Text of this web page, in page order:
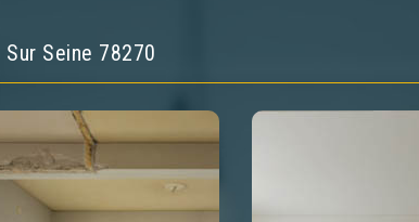
Seine 78270